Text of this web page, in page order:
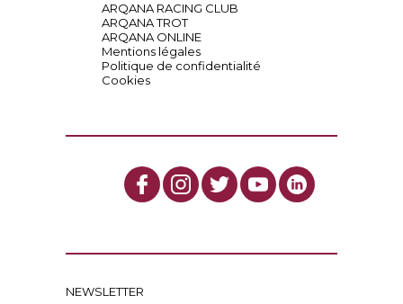
ARQANA RACING CLUB
ARQANA TROT
ARQANA ONLINE
Mentions légales
Politique de confidentialité
Cookies
NEWSLETTER